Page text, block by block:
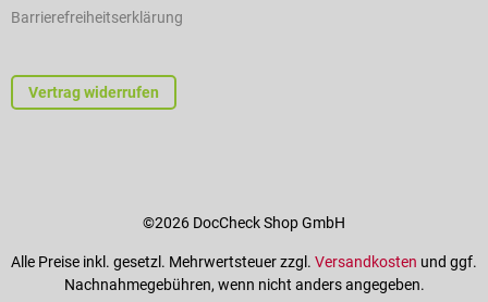
Barrierefreiheitserklärung
Vertrag widerrufen
©2026 DocCheck Shop GmbH
Alle Preise inkl. gesetzl. Mehrwertsteuer zzgl. Versandkosten und ggf.
Nachnahmegebühren, wenn nicht anders angegeben.